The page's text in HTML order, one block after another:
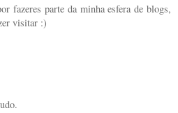
fazeres parte da minha esfera de blogs,
visitar :)